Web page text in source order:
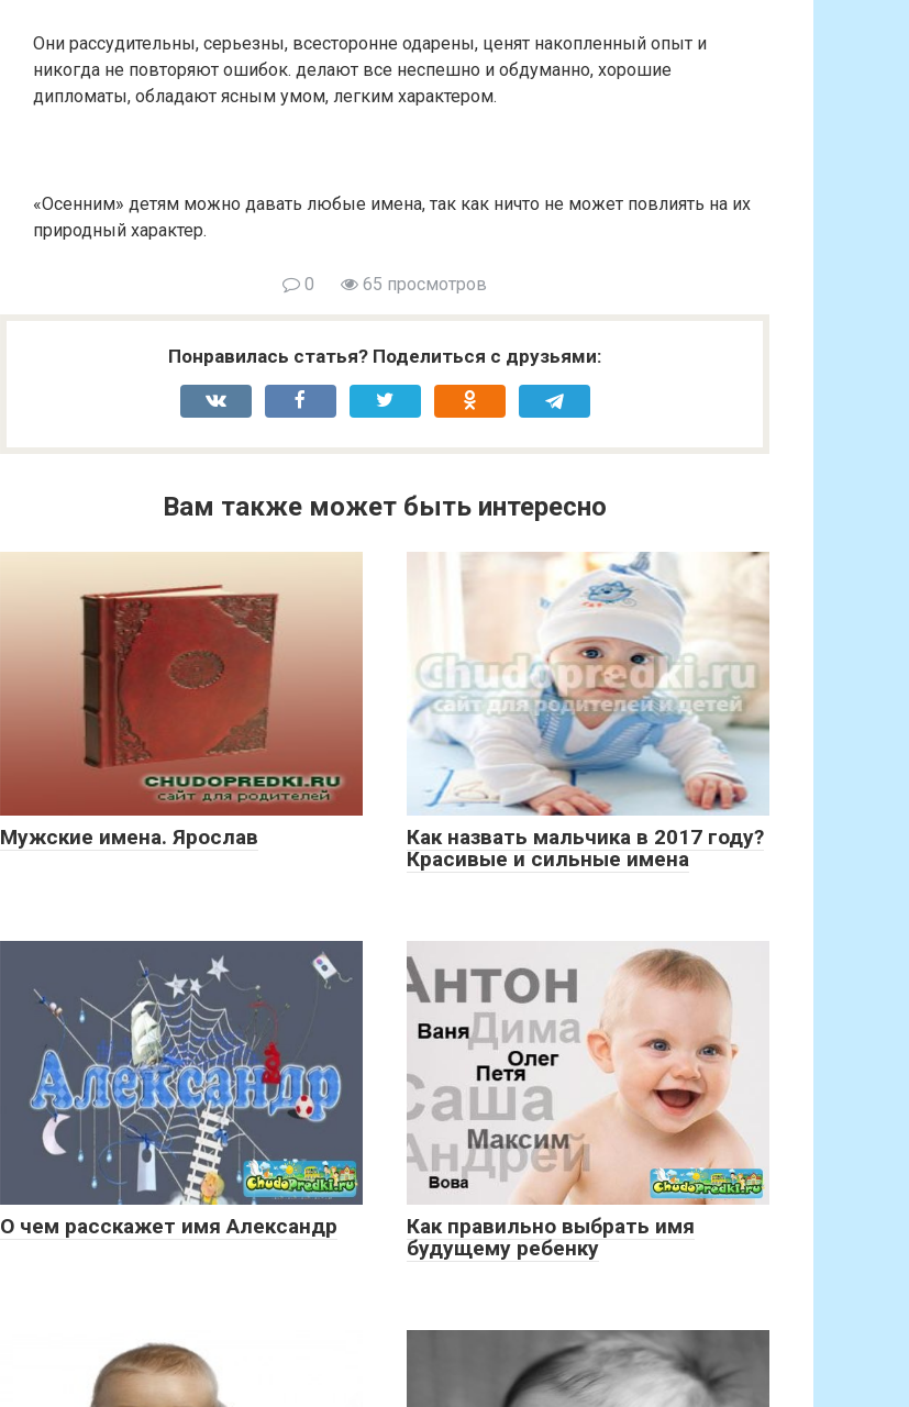
Они рассудительны, серьезны, всесторонне одарены, ценят накопленный опыт и
никогда не повторяют ошибок. делают все неспешно и обдуманно, хорошие
дипломаты, обладают ясным умом, легким характером.
«Осенним» детям можно давать любые имена, так как ничто не может повлиять на их
природный характер.
0 65 просмотров
Понравилась статья? Поделиться с друзьями:
Вам также может быть интересно
Мужские имена. Ярослав
Как назвать мальчика в 2017 году?
Красивые и сильные имена
О чем расскажет имя Александр
Как правильно выбрать имя
будущему ребенку